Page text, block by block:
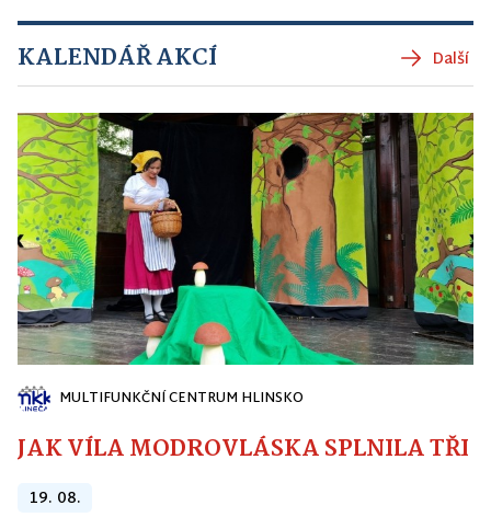
KALENDÁŘ AKCÍ Další
MULTIFUNKČNÍ CENTRUM HLINSKO
JAK VÍLA MODROVLÁSKA SPLNILA
19. 08.